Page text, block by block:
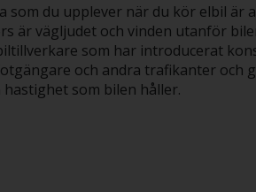
som du upplever när du kör elbil är
är vägljudet och vinden utanför
som har introducerat
och andra trafikanter och
som bilen håller.